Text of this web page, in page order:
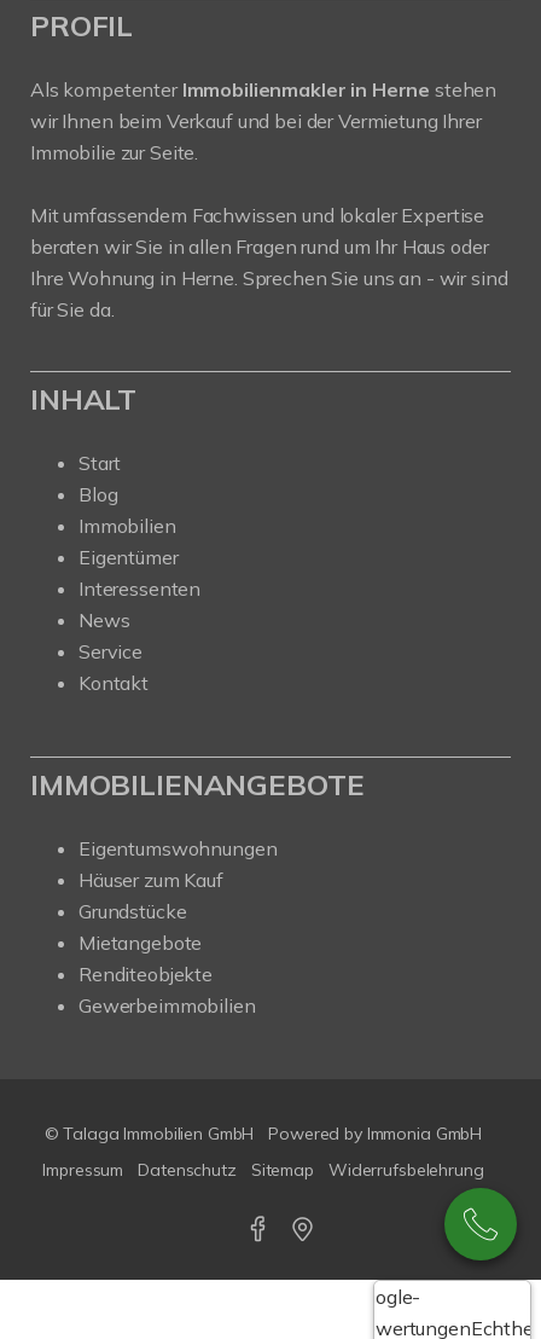
PROFIL
Als kompetenter Immobilienmakler in Herne stehen
wir Ihnen beim Verkauf und bei der Vermietung Ihrer
Immobilie zur Seite.
Mit umfassendem Fachwissen und lokaler Expertise
beraten wir Sie in allen Fragen rund um Ihr Haus oder
Ihre Wohnung in Herne. Sprechen Sie uns an - wir sind
für Sie da.
INHALT
Start
Blog
Immobilien
Eigentümer
Interessenten
News
Service
Kontakt
IMMOBILIENANGEBOTE
Eigentumswohnungen
Häuser zum Kauf
Grundstücke
Mietangebote
Renditeobjekte
Gewerbeimmobilien
© Talaga Immobilien GmbH Powered by Immonia GmbH
Impressum
Datenschutz Sitemap Widerrufsbelehrung
Google-
Bewertungen